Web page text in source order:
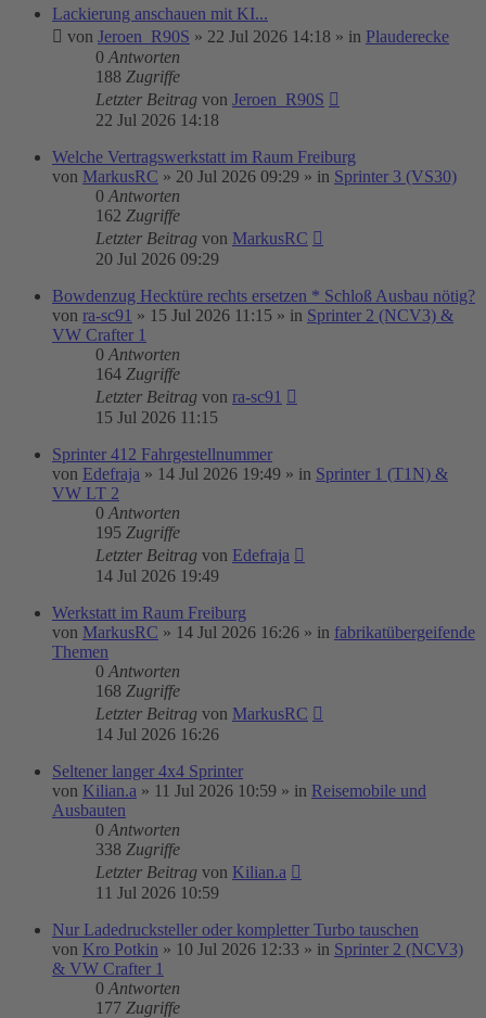
Lackierung anschauen mit KI...
von Jeroen_R90S » 22 Jul 2026 14:18 » in Plauderecke
0 Antworten
188 Zugriffe
Letzter Beitrag von Jeroen_R90S
22 Jul 2026 14:18
Welche Vertragswerkstatt im Raum Freiburg
von MarkusRC » 20 Jul 2026 09:29 » in Sprinter 3 (VS30)
0 Antworten
162 Zugriffe
Letzter Beitrag von MarkusRC
20 Jul 2026 09:29
Bowdenzug Hecktüre rechts ersetzen * Schloß Ausbau nötig?
von ra-sc91 » 15 Jul 2026 11:15 » in Sprinter 2 (NCV3) &
VW Crafter 1
0 Antworten
164 Zugriffe
Letzter Beitrag von ra-sc91
15 Jul 2026 11:15
Sprinter 412 Fahrgestellnummer
von Edefraja » 14 Jul 2026 19:49 » in Sprinter 1 (T1N) &
VW LT 2
0 Antworten
195 Zugriffe
Letzter Beitrag von Edefraja
14 Jul 2026 19:49
Werkstatt im Raum Freiburg
von MarkusRC » 14 Jul 2026 16:26 » in fabrikatübergeifende
Themen
0 Antworten
168 Zugriffe
Letzter Beitrag von MarkusRC
14 Jul 2026 16:26
Seltener langer 4x4 Sprinter
von Kilian.a » 11 Jul 2026 10:59 » in Reisemobile und
Ausbauten
0 Antworten
338 Zugriffe
Letzter Beitrag von Kilian.a
11 Jul 2026 10:59
Nur Ladedrucksteller oder kompletter Turbo tauschen
von Kro Potkin » 10 Jul 2026 12:33 » in Sprinter 2 (NCV3)
& VW Crafter 1
0 Antworten
177 Zugriffe